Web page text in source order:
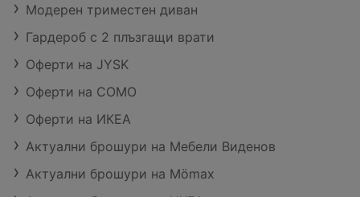
Модерен триместен диван
Гардероб с 2 плъзгащи врати
Оферти на JYSK
Оферти на COMO
Оферти на ИКЕА
Актуални брошури на Мебели Виденов
Актуални брошури на Mömax